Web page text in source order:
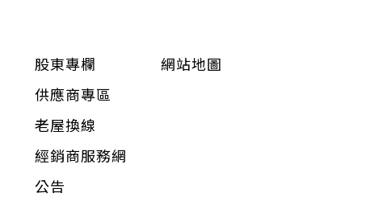
股東專欄
供應商專區
老屋換線
經銷商服務網
公告
網站地圖